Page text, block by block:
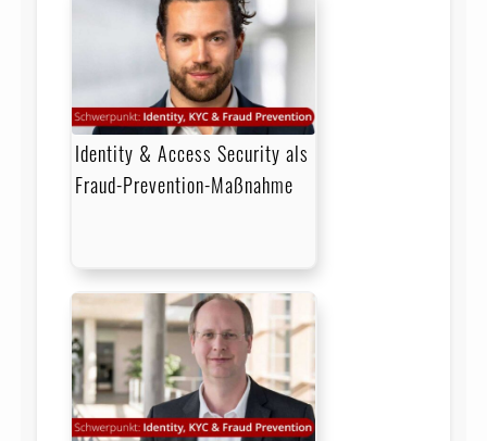
Identity & Access Security als
Fraud-Prevention-Maßnahme